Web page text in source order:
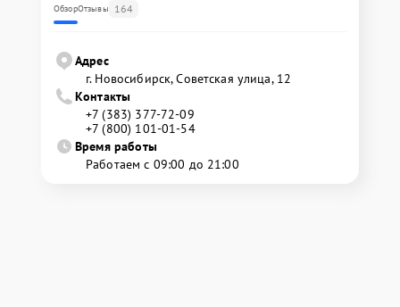
ОбзорОтзывы 164
Адрес
г. Новосибирск, Советская улица, 12
Контакты
+7 (383) 377-72-09
+7 (800) 101-01-54
Время работы
Работаем с 09:00 до 21:00